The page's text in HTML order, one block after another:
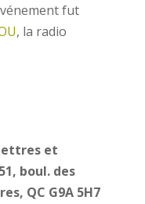
fut
, la radio
et
boul. des
QC G9A 5H7